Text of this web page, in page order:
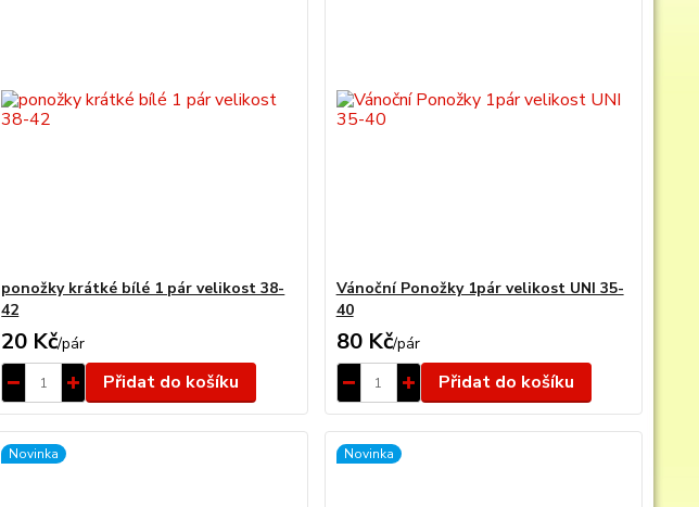
ponožky krátké bílé 1 pár velikost 38-
42
20 Kč/pár
Přidat do košíku
Vánoční Ponožky 1pár velikost UNI 35-
40
80 Kč/pár
Přidat do košíku
Novinka Novinka